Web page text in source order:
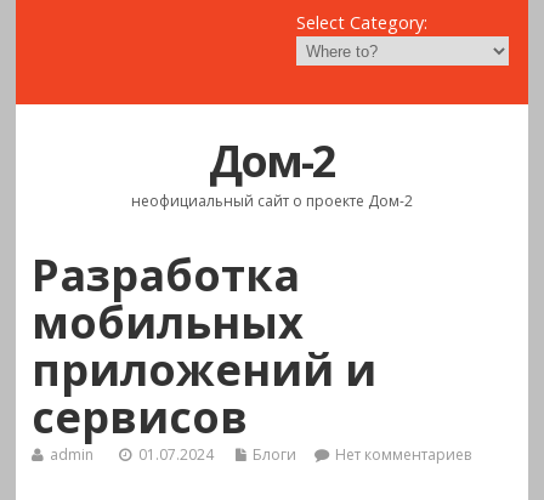
Select Category:
Дом-2
неофициальный сайт о проекте Дом-2
Разработка
мобильных
приложений и
сервисов
admin 01.07.2024 Блоги Нет комментариев